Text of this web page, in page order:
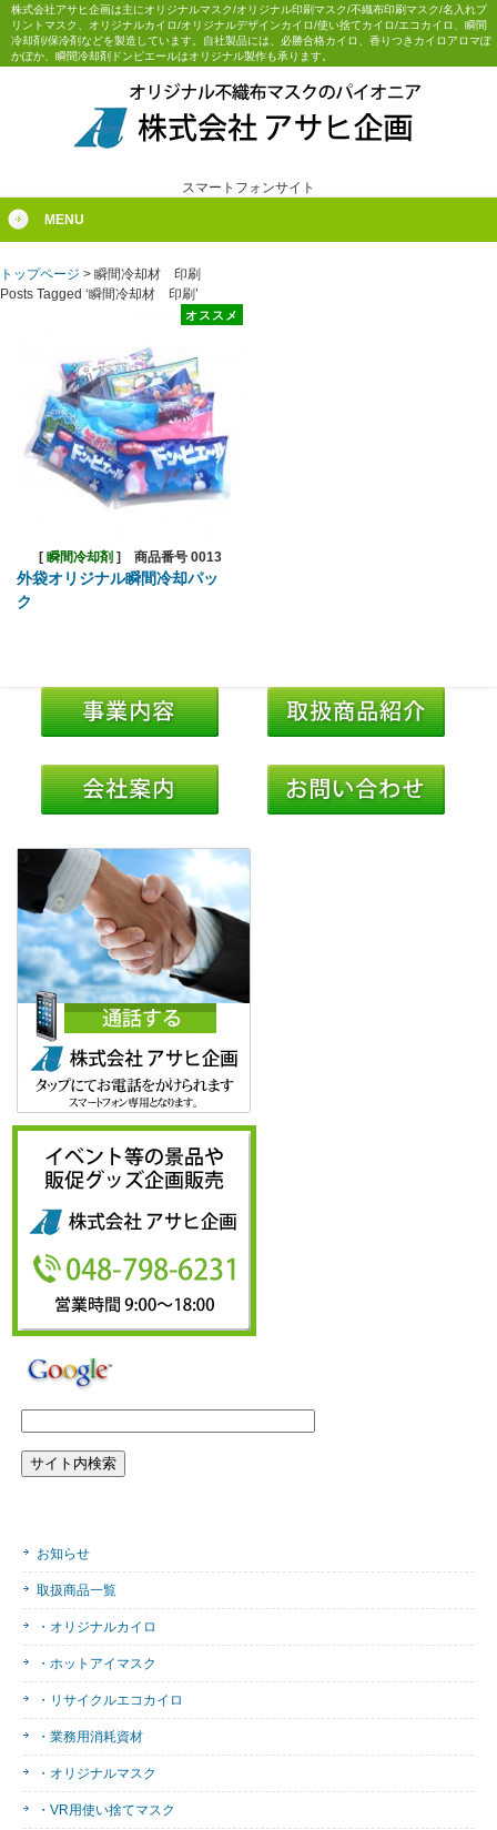
株式会社アサヒ企画は主にオリジナルマスク/オリジナル印刷マスク/不織布印刷マスク/名入れプ
リントマスク、オリジナルカイロ/オリジナルデザインカイロ/使い捨てカイロ/エコカイロ、瞬間
冷却剤/保冷剤などを製造しています。自社製品には、必勝合格カイロ、香りつきカイロアロマぽ
かぽか、瞬間冷却剤ドンピエールはオリジナル製作も承ります。
スマートフォンサイト
MENU
トップページ > 瞬間冷却材 印刷
Posts Tagged ‘瞬間冷却材 印刷’
オススメ
[ 瞬間冷却剤 ] 商品番号 0013
外袋オリジナル瞬間冷却パッ
ク
お知らせ
取扱商品一覧
・オリジナルカイロ
・ホットアイマスク
・リサイクルエコカイロ
・業務用消耗資材
・オリジナルマスク
・VR用使い捨てマスク